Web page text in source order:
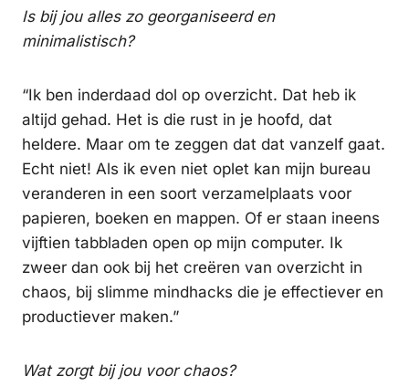
Is bij jou alles zo georganiseerd en
minimalistisch?
“Ik ben inderdaad dol op overzicht. Dat heb ik
altijd gehad. Het is die rust in je hoofd, dat
heldere. Maar om te zeggen dat dat vanzelf gaat.
Echt niet! Als ik even niet oplet kan mijn bureau
veranderen in een soort verzamelplaats voor
papieren, boeken en mappen. Of er staan ineens
vijftien tabbladen open op mijn computer. Ik
zweer dan ook bij het creëren van overzicht in
chaos, bij slimme mindhacks die je effectiever en
productiever maken.”
Wat zorgt bij jou voor chaos?